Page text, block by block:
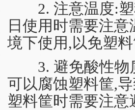
2. 注意温度:塑
日使用时需要注
境下使用,以免塑
3. 避免酸性物
可以腐蚀塑料筐,
塑料筐时需要注